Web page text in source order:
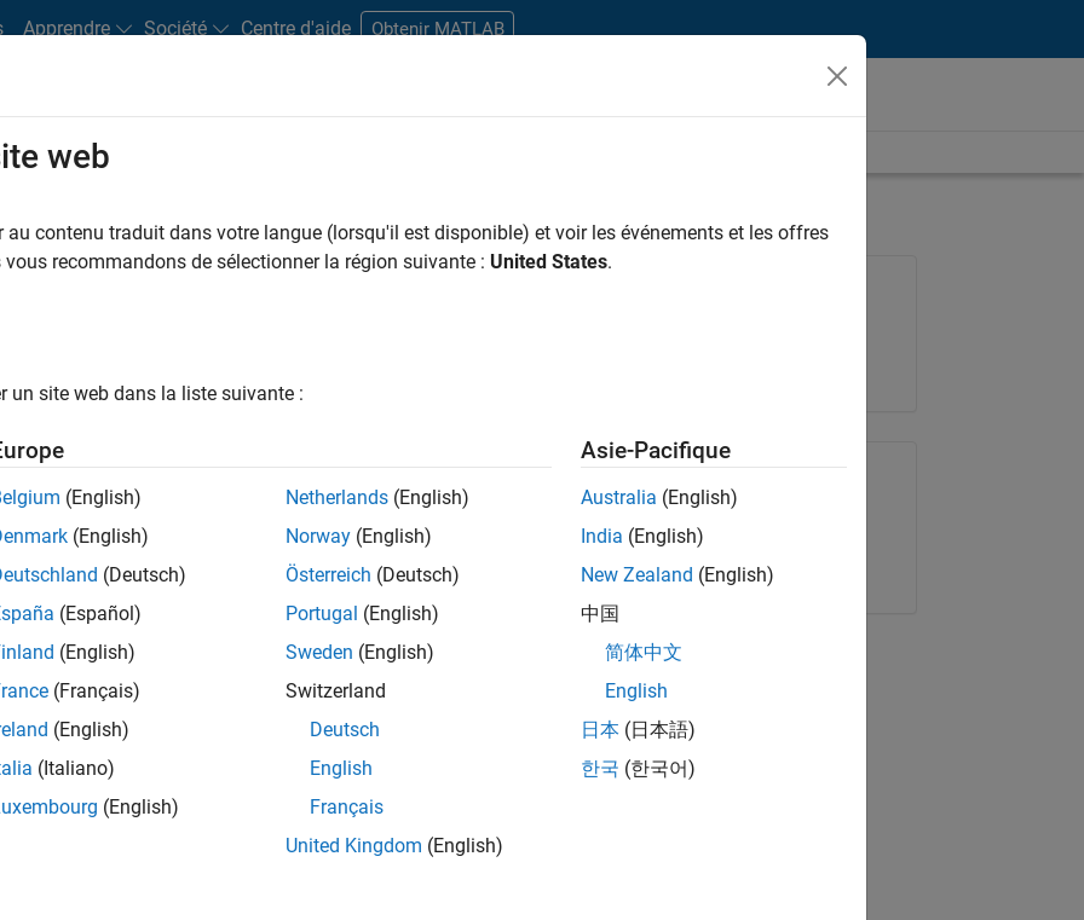
Apprendre Société Centre d'aide Obtenir MATLAB
bureaux Étudiants et carrières
Do you enjoy solving challenging problems
development to design and develop new test
suites, and conduct hands-on testing to improve
team from start to finish by influencing
and testability thereby ensuring high quality
developers throughout the design phase
Partager le poste
Copier le lien E-mail
web
au contenu traduit dans votre langue (lorsqu'il est disponible) et voir les événements et les offres
vous recommandons de sélectionner la région suivante : United States.
un site web dans la liste suivante :
(English)
(English)
(Deutsch)
(Español)
(English)
(Français)
(English)
(Italiano)
(English)
Netherlands (English)
Norway (English)
Österreich (Deutsch)
Portugal (English)
Sweden (English)
Switzerland
Deutsch
English
Français
United Kingdom (English)
Asie-Pacifique
Australia (English)
India (English)
New Zealand (English)
中国
简体中文
English
日本 (日本語)
한국 (한국어)